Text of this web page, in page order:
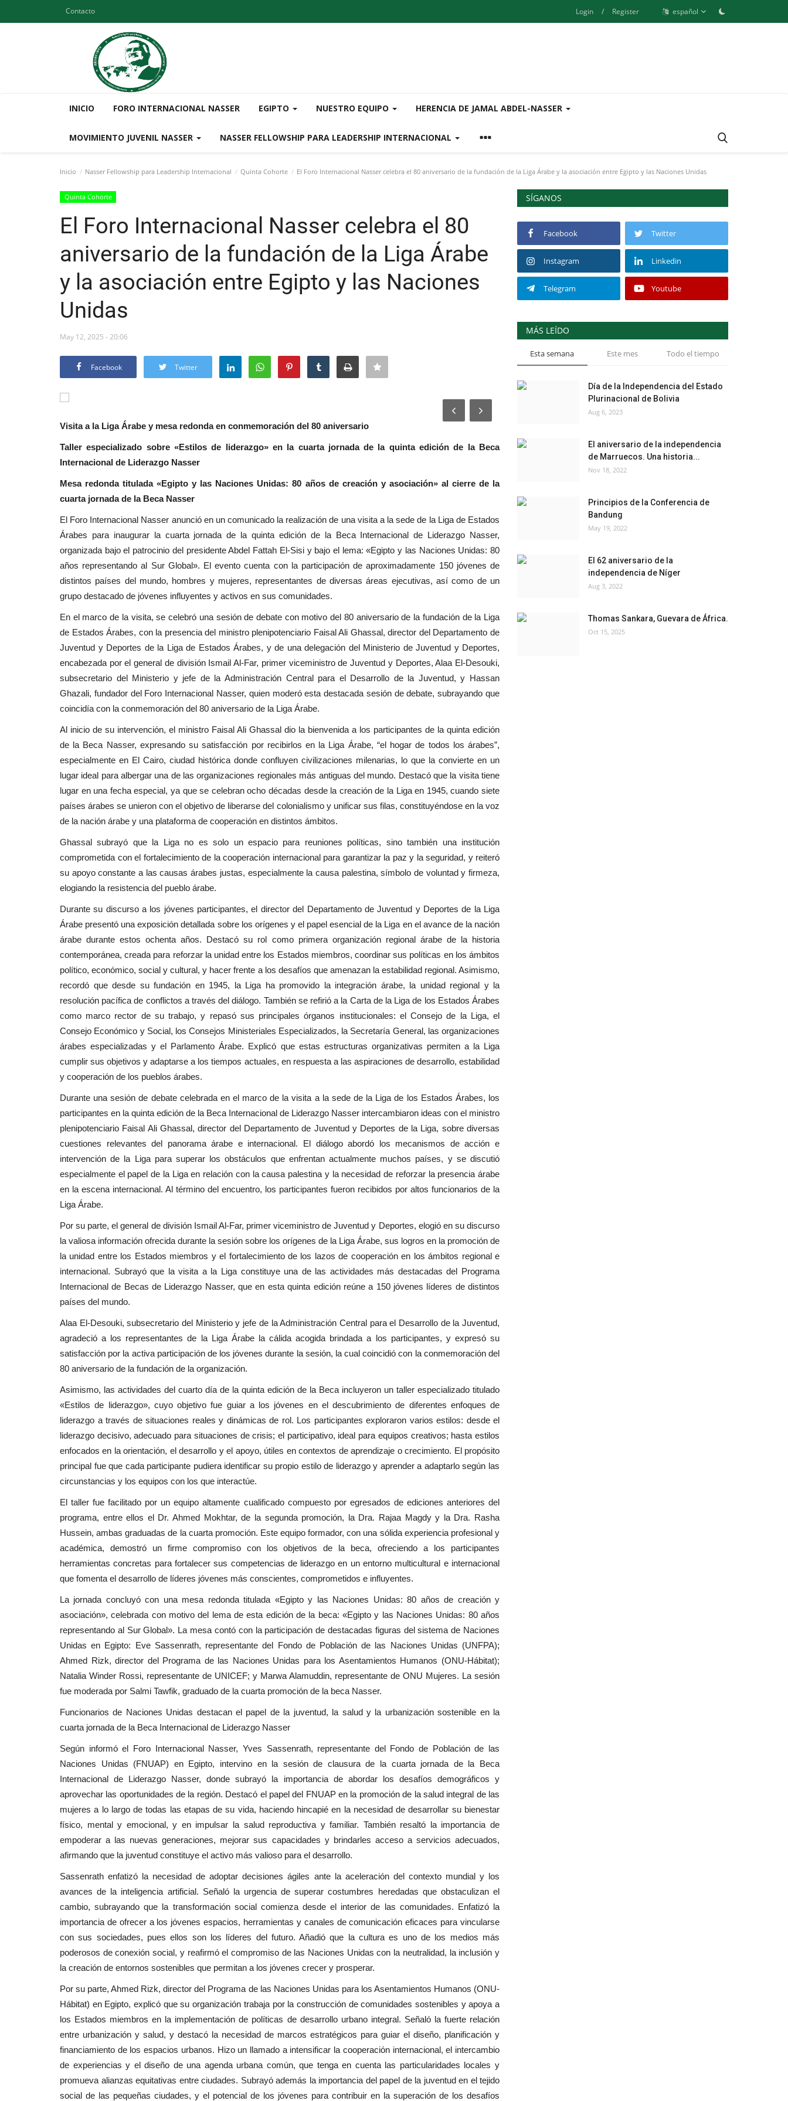
Contacto Login / Register español
INICIO FORO INTERNACIONAL NASSER EGIPTO NUESTRO EQUIPO HERENCIA DE JAMAL ABDEL-NASSER
MOVIMIENTO JUVENIL NASSER NASSER FELLOWSHIP PARA LEADERSHIP INTERNACIONAL
Inicio Nasser Fellowship para Leadership Internacional Quinta Cohorte El Foro Internacional Nasser celebra el 80 aniversario de la fundación de la Liga Árabe y la asociación entre Egipto y las Naciones Unidas
Quinta Cohorte
El Foro Internacional Nasser celebra el 80
aniversario de la fundación de la Liga Árabe
y la asociación entre Egipto y las Naciones
Unidas
May 12, 2025 - 20:06
Facebook Twitter
Visita a la Liga Árabe y mesa redonda en conmemoración del 80 aniversario
Taller especializado sobre «Estilos de liderazgo» en la cuarta jornada de la quinta edición de la Beca
Internacional de Liderazgo Nasser
Mesa redonda titulada «Egipto y las Naciones Unidas: 80 años de creación y asociación» al cierre de la
cuarta jornada de la Beca Nasser
El Foro Internacional Nasser anunció en un comunicado la realización de una visita a la sede de la Liga de Estados
Árabes para inaugurar la cuarta jornada de la quinta edición de la Beca Internacional de Liderazgo Nasser,
organizada bajo el patrocinio del presidente Abdel Fattah El-Sisi y bajo el lema: «Egipto y las Naciones Unidas: 80
años representando al Sur Global». El evento cuenta con la participación de aproximadamente 150 jóvenes de
distintos países del mundo, hombres y mujeres, representantes de diversas áreas ejecutivas, así como de un
grupo destacado de jóvenes influyentes y activos en sus comunidades.
En el marco de la visita, se celebró una sesión de debate con motivo del 80 aniversario de la fundación de la Liga
de Estados Árabes, con la presencia del ministro plenipotenciario Faisal Ali Ghassal, director del Departamento de
Juventud y Deportes de la Liga de Estados Árabes, y de una delegación del Ministerio de Juventud y Deportes,
encabezada por el general de división Ismail Al-Far, primer viceministro de Juventud y Deportes, Alaa El-Desouki,
subsecretario del Ministerio y jefe de la Administración Central para el Desarrollo de la Juventud, y Hassan
Ghazali, fundador del Foro Internacional Nasser, quien moderó esta destacada sesión de debate, subrayando que
coincidía con la conmemoración del 80 aniversario de la Liga Árabe.
Al inicio de su intervención, el ministro Faisal Ali Ghassal dio la bienvenida a los participantes de la quinta edición
de la Beca Nasser, expresando su satisfacción por recibirlos en la Liga Árabe, “el hogar de todos los árabes”,
especialmente en El Cairo, ciudad histórica donde confluyen civilizaciones milenarias, lo que la convierte en un
lugar ideal para albergar una de las organizaciones regionales más antiguas del mundo. Destacó que la visita tiene
lugar en una fecha especial, ya que se celebran ocho décadas desde la creación de la Liga en 1945, cuando siete
países árabes se unieron con el objetivo de liberarse del colonialismo y unificar sus filas, constituyéndose en la voz
de la nación árabe y una plataforma de cooperación en distintos ámbitos.
Ghassal subrayó que la Liga no es solo un espacio para reuniones políticas, sino también una institución
comprometida con el fortalecimiento de la cooperación internacional para garantizar la paz y la seguridad, y reiteró
su apoyo constante a las causas árabes justas, especialmente la causa palestina, símbolo de voluntad y firmeza,
elogiando la resistencia del pueblo árabe.
Durante su discurso a los jóvenes participantes, el director del Departamento de Juventud y Deportes de la Liga
Árabe presentó una exposición detallada sobre los orígenes y el papel esencial de la Liga en el avance de la nación
árabe durante estos ochenta años. Destacó su rol como primera organización regional árabe de la historia
contemporánea, creada para reforzar la unidad entre los Estados miembros, coordinar sus políticas en los ámbitos
político, económico, social y cultural, y hacer frente a los desafíos que amenazan la estabilidad regional. Asimismo,
recordó que desde su fundación en 1945, la Liga ha promovido la integración árabe, la unidad regional y la
resolución pacífica de conflictos a través del diálogo. También se refirió a la Carta de la Liga de los Estados Árabes
como marco rector de su trabajo, y repasó sus principales órganos institucionales: el Consejo de la Liga, el
Consejo Económico y Social, los Consejos Ministeriales Especializados, la Secretaría General, las organizaciones
árabes especializadas y el Parlamento Árabe. Explicó que estas estructuras organizativas permiten a la Liga
cumplir sus objetivos y adaptarse a los tiempos actuales, en respuesta a las aspiraciones de desarrollo, estabilidad
y cooperación de los pueblos árabes.
Durante una sesión de debate celebrada en el marco de la visita a la sede de la Liga de los Estados Árabes, los
participantes en la quinta edición de la Beca Internacional de Liderazgo Nasser intercambiaron ideas con el ministro
plenipotenciario Faisal Ali Ghassal, director del Departamento de Juventud y Deportes de la Liga, sobre diversas
cuestiones relevantes del panorama árabe e internacional. El diálogo abordó los mecanismos de acción e
intervención de la Liga para superar los obstáculos que enfrentan actualmente muchos países, y se discutió
especialmente el papel de la Liga en relación con la causa palestina y la necesidad de reforzar la presencia árabe
en la escena internacional. Al término del encuentro, los participantes fueron recibidos por altos funcionarios de la
Liga Árabe.
Por su parte, el general de división Ismail Al-Far, primer viceministro de Juventud y Deportes, elogió en su discurso
la valiosa información ofrecida durante la sesión sobre los orígenes de la Liga Árabe, sus logros en la promoción de
la unidad entre los Estados miembros y el fortalecimiento de los lazos de cooperación en los ámbitos regional e
internacional. Subrayó que la visita a la Liga constituye una de las actividades más destacadas del Programa
Internacional de Becas de Liderazgo Nasser, que en esta quinta edición reúne a 150 jóvenes líderes de distintos
países del mundo.
Alaa El-Desouki, subsecretario del Ministerio y jefe de la Administración Central para el Desarrollo de la Juventud,
agradeció a los representantes de la Liga Árabe la cálida acogida brindada a los participantes, y expresó su
satisfacción por la activa participación de los jóvenes durante la sesión, la cual coincidió con la conmemoración del
80 aniversario de la fundación de la organización.
Asimismo, las actividades del cuarto día de la quinta edición de la Beca incluyeron un taller especializado titulado
«Estilos de liderazgo», cuyo objetivo fue guiar a los jóvenes en el descubrimiento de diferentes enfoques de
liderazgo a través de situaciones reales y dinámicas de rol. Los participantes exploraron varios estilos: desde el
liderazgo decisivo, adecuado para situaciones de crisis; el participativo, ideal para equipos creativos; hasta estilos
enfocados en la orientación, el desarrollo y el apoyo, útiles en contextos de aprendizaje o crecimiento. El propósito
principal fue que cada participante pudiera identificar su propio estilo de liderazgo y aprender a adaptarlo según las
circunstancias y los equipos con los que interactúe.
El taller fue facilitado por un equipo altamente cualificado compuesto por egresados de ediciones anteriores del
programa, entre ellos el Dr. Ahmed Mokhtar, de la segunda promoción, la Dra. Rajaa Magdy y la Dra. Rasha
Hussein, ambas graduadas de la cuarta promoción. Este equipo formador, con una sólida experiencia profesional y
académica, demostró un firme compromiso con los objetivos de la beca, ofreciendo a los participantes
herramientas concretas para fortalecer sus competencias de liderazgo en un entorno multicultural e internacional
que fomenta el desarrollo de líderes jóvenes más conscientes, comprometidos e influyentes.
La jornada concluyó con una mesa redonda titulada «Egipto y las Naciones Unidas: 80 años de creación y
asociación», celebrada con motivo del lema de esta edición de la beca: «Egipto y las Naciones Unidas: 80 años
representando al Sur Global». La mesa contó con la participación de destacadas figuras del sistema de Naciones
Unidas en Egipto: Eve Sassenrath, representante del Fondo de Población de las Naciones Unidas (UNFPA);
Ahmed Rizk, director del Programa de las Naciones Unidas para los Asentamientos Humanos (ONU-Hábitat);
Natalia Winder Rossi, representante de UNICEF; y Marwa Alamuddin, representante de ONU Mujeres. La sesión
fue moderada por Salmi Tawfik, graduado de la cuarta promoción de la beca Nasser.
Funcionarios de Naciones Unidas destacan el papel de la juventud, la salud y la urbanización sostenible en la
cuarta jornada de la Beca Internacional de Liderazgo Nasser
Según informó el Foro Internacional Nasser, Yves Sassenrath, representante del Fondo de Población de las
Naciones Unidas (FNUAP) en Egipto, intervino en la sesión de clausura de la cuarta jornada de la Beca
Internacional de Liderazgo Nasser, donde subrayó la importancia de abordar los desafíos demográficos y
aprovechar las oportunidades de la región. Destacó el papel del FNUAP en la promoción de la salud integral de las
mujeres a lo largo de todas las etapas de su vida, haciendo hincapié en la necesidad de desarrollar su bienestar
físico, mental y emocional, y en impulsar la salud reproductiva y familiar. También resaltó la importancia de
empoderar a las nuevas generaciones, mejorar sus capacidades y brindarles acceso a servicios adecuados,
afirmando que la juventud constituye el activo más valioso para el desarrollo.
Sassenrath enfatizó la necesidad de adoptar decisiones ágiles ante la aceleración del contexto mundial y los
avances de la inteligencia artificial. Señaló la urgencia de superar costumbres heredadas que obstaculizan el
cambio, subrayando que la transformación social comienza desde el interior de las comunidades. Enfatizó la
importancia de ofrecer a los jóvenes espacios, herramientas y canales de comunicación eficaces para vincularse
con sus sociedades, pues ellos son los líderes del futuro. Añadió que la cultura es uno de los medios más
poderosos de conexión social, y reafirmó el compromiso de las Naciones Unidas con la neutralidad, la inclusión y
la creación de entornos sostenibles que permitan a los jóvenes crecer y prosperar.
Por su parte, Ahmed Rizk, director del Programa de las Naciones Unidas para los Asentamientos Humanos (ONU-
Hábitat) en Egipto, explicó que su organización trabaja por la construcción de comunidades sostenibles y apoya a
los Estados miembros en la implementación de políticas de desarrollo urbano integral. Señaló la fuerte relación
entre urbanización y salud, y destacó la necesidad de marcos estratégicos para guiar el diseño, planificación y
financiamiento de los espacios urbanos. Hizo un llamado a intensificar la cooperación internacional, el intercambio
de experiencias y el diseño de una agenda urbana común, que tenga en cuenta las particularidades locales y
promueva alianzas equitativas entre ciudades. Subrayó además la importancia del papel de la juventud en el tejido
social de las pequeñas ciudades, y el potencial de los jóvenes para contribuir en la superación de los desafíos
SÍGANOS
Facebook Twitter
Instagram Linkedin
Telegram Youtube
MÁS LEÍDO
Esta semana Este mes Todo el tiempo
Día de la Independencia del Estado
Plurinacional de Bolivia
Aug 6, 2023
El aniversario de la independencia
de Marruecos. Una historia...
Nov 18, 2022
Principios de la Conferencia de
Bandung
May 19, 2022
El 62 aniversario de la
independencia de Níger
Aug 3, 2022
Thomas Sankara, Guevara de África.
Oct 15, 2025